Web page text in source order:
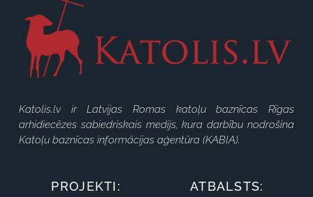
Katolis.lv ir Latvijas Romas katoļu baznīcas Rīgas
arhidiecēzes sabiedriskais medijs, kura darbību nodrošina
Katoļu baznīcas informācijas aģentūra (KABIA).
PROJEKTI: ATBALSTS: